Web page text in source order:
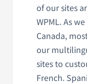
of our sites
WPML. As
Canada,
our
sites to
French.